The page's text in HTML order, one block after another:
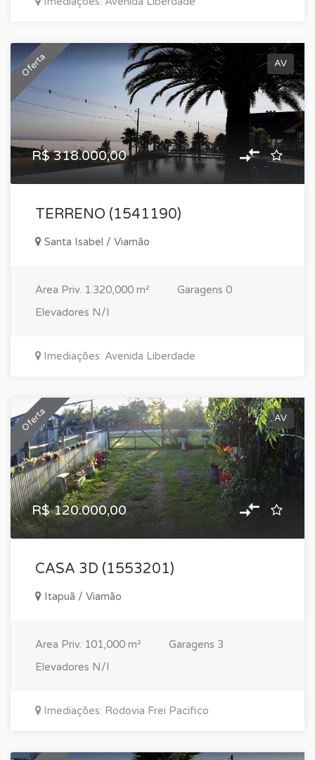
Oferta AV
R$ 318.000,00
TERRENO (1541190)
Santa Isabel / Viamão
Area Priv. 1.320,000 m² Garagens 0
Elevadores N/I
Imediações: Avenida Liberdade
Oferta AV
R$ 120.000,00
CASA 3D (1553201)
Itapuã / Viamão
Area Priv. 101,000 m² Garagens 3
Elevadores N/I
Imediações: Rodovia Frei Pacifico